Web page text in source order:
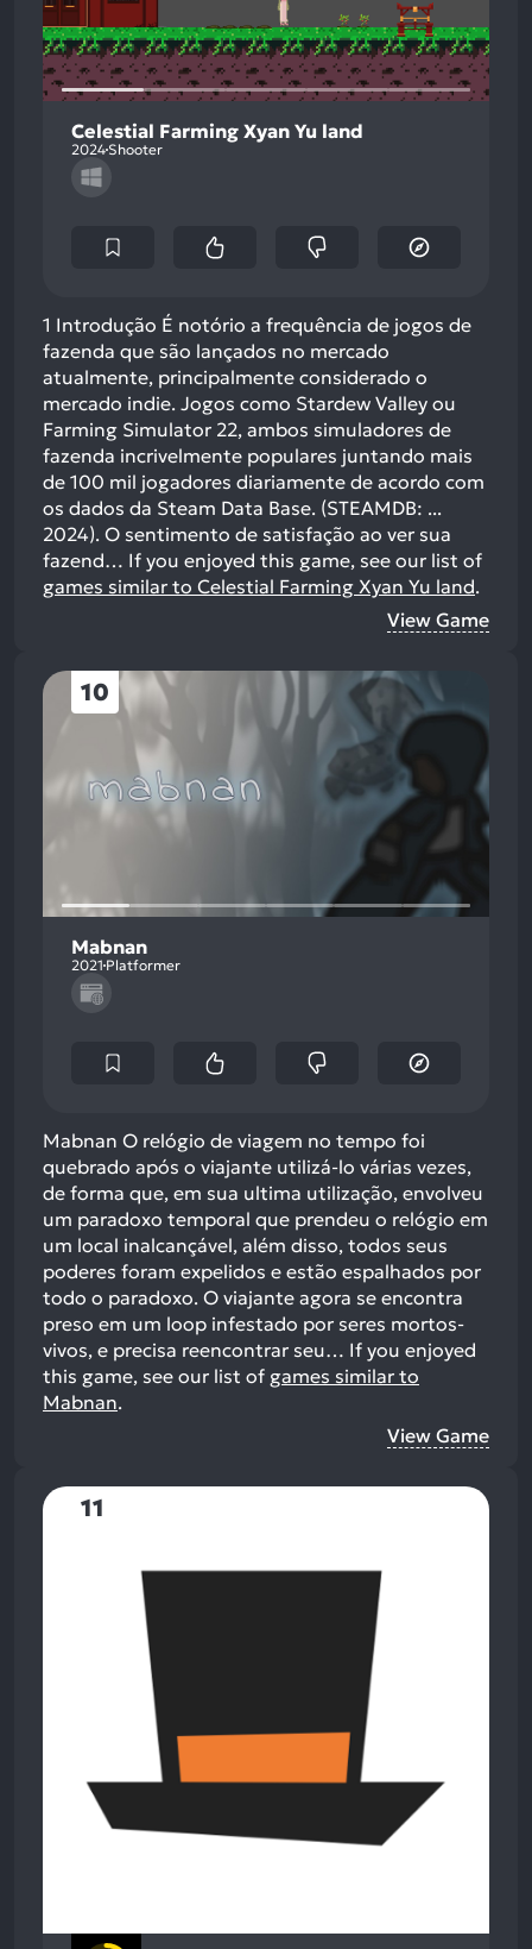
Celestial Farming Xyan Yu land
2024 Shooter
1 Introdução É notório a frequência de jogos de
fazenda que são lançados no mercado
atualmente, principalmente considerado o
mercado indie. Jogos como Stardew Valley ou
Farming Simulator 22, ambos simuladores de
fazenda incrivelmente populares juntando mais
de 100 mil jogadores diariamente de acordo com
os dados da Steam Data Base. (STEAMDB: ...
2024). O sentimento de satisfação ao ver sua
fazend… If you enjoyed this game, see our list of
games similar to Celestial Farming Xyan Yu land.
View Game
10
Mabnan
2021 Platformer
Mabnan O relógio de viagem no tempo foi
quebrado após o viajante utilizá-lo várias vezes,
de forma que, em sua ultima utilização, envolveu
um paradoxo temporal que prendeu o relógio em
um local inalcançável, além disso, todos seus
poderes foram expelidos e estão espalhados por
todo o paradoxo. O viajante agora se encontra
preso em um loop infestado por seres mortos-
vivos, e precisa reencontrar seu… If you enjoyed
this game, see our list of games similar to
Mabnan.
View Game
11